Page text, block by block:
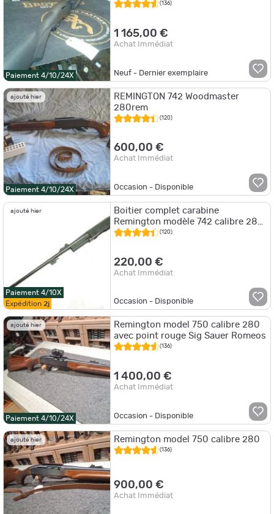
Paiement 4/10/24X
(136)
1 165,00 €
Achat Immédiat
Neuf - Dernier exemplaire
ajouté hier
Paiement 4/10/24X
REMINGTON 742 Woodmaster
280rem
(120)
600,00 €
Achat Immédiat
Occasion - Disponible
ajouté hier
Paiement 4/10X
Expédition 2j
Boitier complet carabine
Remington modèle 742 calibre 280
REM
(120)
220,00 €
Achat Immédiat
Occasion - Disponible
ajouté hier
Paiement 4/10/24X
Remington model 750 calibre 280
avec point rouge Sig Sauer Romeos
(136)
1 400,00 €
Achat Immédiat
Occasion - Disponible
ajouté hier Remington model 750 calibre 280
(136)
900,00 €
Achat Immédiat